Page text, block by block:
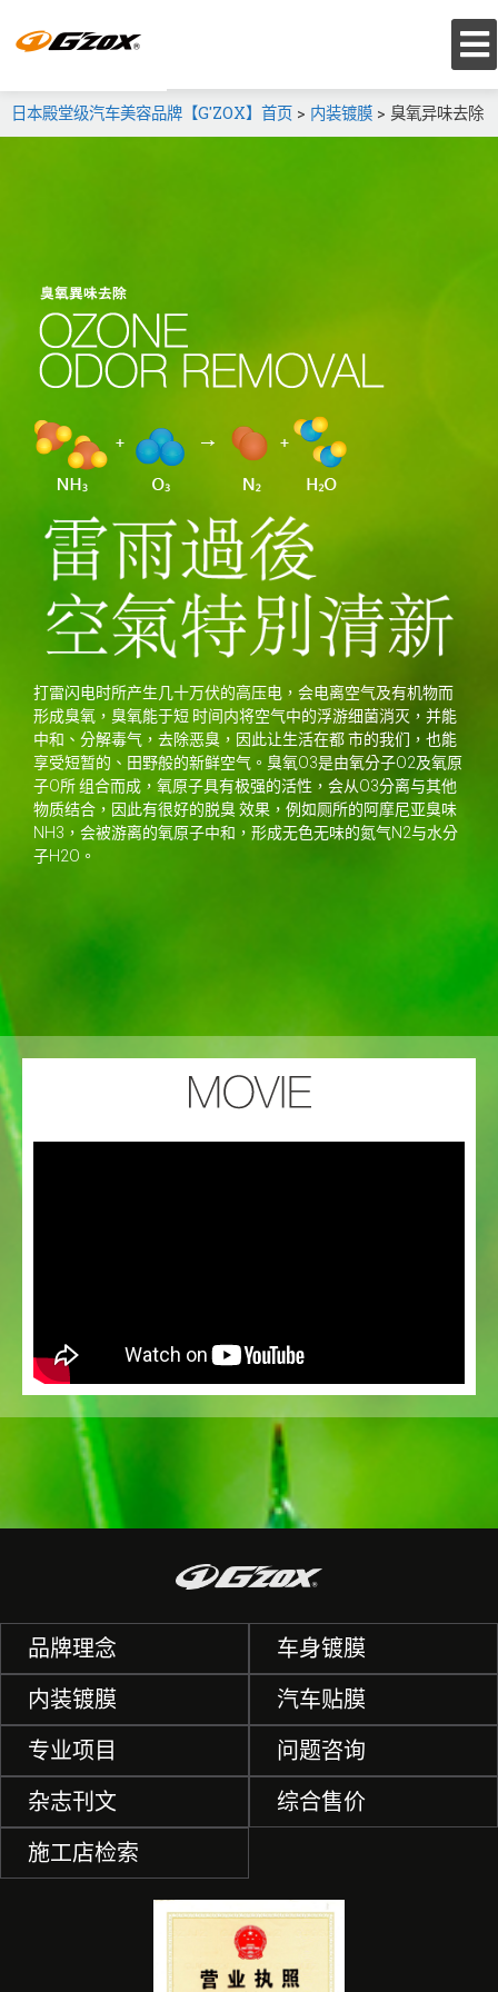
日本殿堂级汽车美容品牌【G'ZOX】首页 > 内装镀膜 > 臭氧异味去除
打雷闪电时所产生几十万伏的高压电，会电离空气及有机物而
形成臭氧，臭氧能于短 时间内将空气中的浮游细菌消灭，并能
中和、分解毒气，去除恶臭，因此让生活在都 市的我们，也能
享受短暂的、田野般的新鲜空气。臭氧O3是由氧分子O2及氧原
子O所 组合而成，氧原子具有极强的活性，会从O3分离与其他
物质结合，因此有很好的脱臭 效果，例如厕所的阿摩尼亚臭味
NH3，会被游离的氧原子中和，形成无色无味的氮气N2与水分
子H2O。
品牌理念
内装镀膜
专业项目
杂志刊文
施工店检索
车身镀膜
汽车贴膜
问题咨询
综合售价